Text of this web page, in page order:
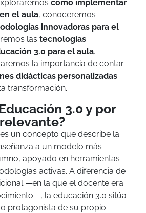
cómo implementar
el aula, conoceremos
innovadoras para el
las tecnologías
3.0 para el aula.
la importancia de contar
didácticas personalizadas
transformación.
3.0 y por
un concepto que describe la
a un modelo más
apoyado en herramientas
activas. A diferencia de
—en la que el docente era
la educación 3.0 sitúa
protagonista de su propio